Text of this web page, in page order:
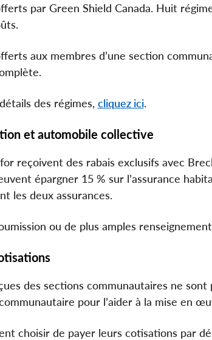
par Green Shield Canada. Huit
aux membres d’une section
des régimes, cliquez ici.
et automobile collective
reçoivent des rabais exclusifs avec
épargner 15 % sur l’assurance
les deux assurances.
ou de plus amples
des sections communautaires ne
pour l’aider à la mise en
choisir de payer leurs cotisations par